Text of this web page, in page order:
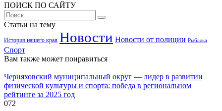
ПОИСК ПО САЙТУ
Search
for:
Статьи на тему
История нашего края Новости Новости от полиции Рыбалка
Спорт
Вам также может понравиться
Черняховский муниципальный округ — лидер в развитии
физической культуры и спорта: победа в региональном
рейтинге за 2025 год
072